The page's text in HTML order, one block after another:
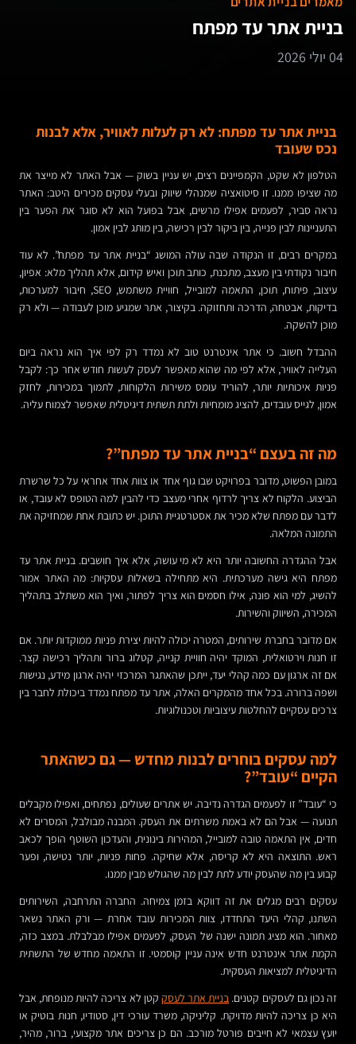
בניית אתר עד מפתח
04 יולי 2026
בניית אתר עד מפתח: לא רק לעלות לאוויר, אלא לבנות
נכס שעובד
הטלפון לא שקט, הקמפיינים רצים, יש עניין בשוק — אבל האתר לא מייצר את
מה שציפו ממנו. זו סיטואציה שמנהלי שיווק ובעלי עסקים מכירים היטב: האתר
נראה סביר, לפעמים אפילו מרשים, אבל בפועל הוא לא סוגר את הפער בין
התעניינות לבין פנייה, בין ביקור לבין רכישה, בין מותג לבין אמון.
במקרים רבים, זו הנקודה שבה עולה המושג “בניית אתר עד מפתח”. לא עוד
חיבור נקודתי בין מעצב, מתכנת, כותב תוכן ואיש קידום, אלא תהליך מלא: אפיון,
עיצוב, פיתוח, תוכן, התאמה למובייל, חוויית משתמש, SEO, חיבור למערכות,
בדיקות, אבטחה, הדרכה ותחזוקה. בקיצור, אתר שמגיע מוכן לעבודה — ולא רק
מוכן להשקה.
ההבדל חשוב. כי אתר אינטרנט טוב לא נמדד רק לפי איך הוא נראה ביום
העלייה לאוויר, אלא לפי מה שהוא מאפשר לעסק לעשות חודש אחר כך: לקבל
פניות איכותיות יותר, להוריד עומס משירות הלקוחות, לתמוך במכירות, לחזק
אמון, לגייס עובדים, להציג מומחיות ולתת תשתית דיגיטלית שאפשר לצמוח עליה.
מה זה בעצם “בניית אתר עד מפתח”?
במובן הפשוט, מדובר בפרויקט שבו גוף אחד או צוות אחד אחראי על כל שרשרת
הביצוע. הלקוח לא צריך לרדוף אחרי מעצב כדי להבין למה הטופס לא עובד, או
לדבר עם מפתח שלא מכיר את אסטרטגיית התוכן. יש כתובת אחת שמחזיקה את
התמונה המלאה.
אבל ההגדרה החשובה יותר היא לא מי עושה, אלא איך חושבים. בניית אתר עד
מפתח היא גישה מערכתית. היא מתחילה בשאלות עסקיות: מה האתר אמור
להשיג, למי הוא פונה, אילו חסמים הוא צריך לפתור, ואיך הוא משתלב בתהליך
המכירה, השיווק והשירות.
אם מדובר בחברת שירותים, המטרה יכולה להיות יצירת פניות ממוקדות יותר. אם
זו חנות וירטואלית, המוקד יהיה חוויית קנייה, קטלוג ברור ותהליך רכישה קצר.
אם זה ארגון עם כמה קהלי יעד, ייתכן שהאתגר המרכזי יהיה ארגון מידע, נגישות
ושפה ברורה. בכל אחד מהמקרים האלה, אתר עד מפתח נמדד ביכולת לחבר בין
צרכים עסקיים להחלטות עיצוביות וטכנולוגיות.
למה עסקים בוחרים לבנות מחדש — גם כשהאתר
הקיים “עובד”?
כי “עובד” זו לפעמים הגדרה נדיבה. יש אתרים שעולים, נפתחים, ואפילו מקבלים
תנועה — אבל הם לא באמת משרתים את העסק. המבנה מבולבל, המסרים לא
חדים, אין התאמה טובה למובייל, המהירות בינונית, והעדכון השוטף הופך לכאב
ראש. התוצאה היא לא קריסה, אלא שחיקה. פחות פניות, יותר נטישה, ופער
קבוע בין מה שהעסק יודע לתת לבין מה שהגולש מבין ממנו.
עסקים רבים מגלים את זה דווקא בזמן צמיחה. החברה התרחבה, השירותים
השתנו, קהלי היעד התחדדו, צוות המכירות עובד אחרת — ורק האתר נשאר
מאחור. הוא מציג תמונה ישנה של העסק, לפעמים אפילו מבלבלת. במצב כזה,
הקמת אתר אינטרנט חדש אינה עניין קוסמטי. זו התאמה מחדש של התשתית
הדיגיטלית למציאות העסקית.
זה נכון גם לעסקים קטנים. בניית אתר לעסק קטן לא צריכה להיות מנופחת, אבל
היא כן צריכה להיות מדויקת. קליניקה, משרד עורכי דין, סטודיו, חנות בוטיק או
יועץ עצמאי לא חייבים פורטל מורכב. הם כן צריכים אתר מקצועי, ברור, מהיר,